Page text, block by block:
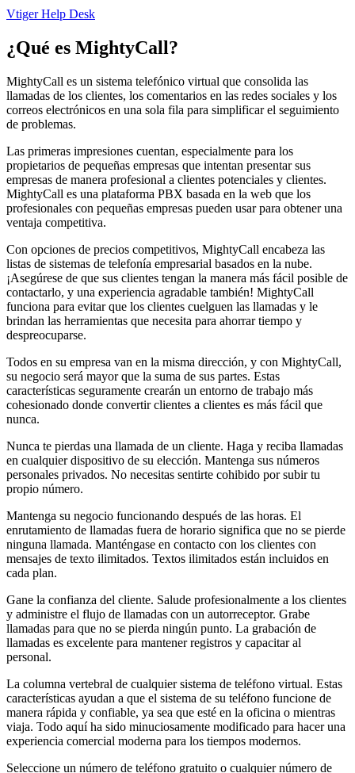
Vtiger Help Desk
¿Qué es MightyCall?
MightyCall es un sistema telefónico virtual que consolida las
llamadas de los clientes, los comentarios en las redes sociales y los
correos electrónicos en una sola fila para simplificar el seguimiento
de problemas.
Las primeras impresiones cuentan, especialmente para los
propietarios de pequeñas empresas que intentan presentar sus
empresas de manera profesional a clientes potenciales y clientes.
MightyCall es una plataforma PBX basada en la web que los
profesionales con pequeñas empresas pueden usar para obtener una
ventaja competitiva.
Con opciones de precios competitivos, MightyCall encabeza las
listas de sistemas de telefonía empresarial basados ​​en la nube.
¡Asegúrese de que sus clientes tengan la manera más fácil posible de
contactarlo, y una experiencia agradable también! MightyCall
funciona para evitar que los clientes cuelguen las llamadas y le
brindan las herramientas que necesita para ahorrar tiempo y
despreocuparse.
Todos en su empresa van en la misma dirección, y con MightyCall,
su negocio será mayor que la suma de sus partes. Estas
características seguramente crearán un entorno de trabajo más
cohesionado donde convertir clientes a clientes es más fácil que
nunca.
Nunca te pierdas una llamada de un cliente. Haga y reciba llamadas
en cualquier dispositivo de su elección. Mantenga sus números
personales privados. No necesitas sentirte cohibido por subir tu
propio número.
Mantenga su negocio funcionando después de las horas. El
enrutamiento de llamadas fuera de horario significa que no se pierde
ninguna llamada. Manténgase en contacto con los clientes con
mensajes de texto ilimitados. Textos ilimitados están incluidos en
cada plan.
Gane la confianza del cliente. Salude profesionalmente a los clientes
y administre el flujo de llamadas con un autorreceptor. Grabe
llamadas para que no se pierda ningún punto. La grabación de
llamadas es excelente para mantener registros y capacitar al
personal.
La columna vertebral de cualquier sistema de teléfono virtual. Estas
características ayudan a que el sistema de su teléfono funcione de
manera rápida y confiable, ya sea que esté en la oficina o mientras
viaja. Todo aquí ha sido minuciosamente modificado para hacer una
experiencia comercial moderna para los tiempos modernos.
Seleccione un número de teléfono gratuito o cualquier número de